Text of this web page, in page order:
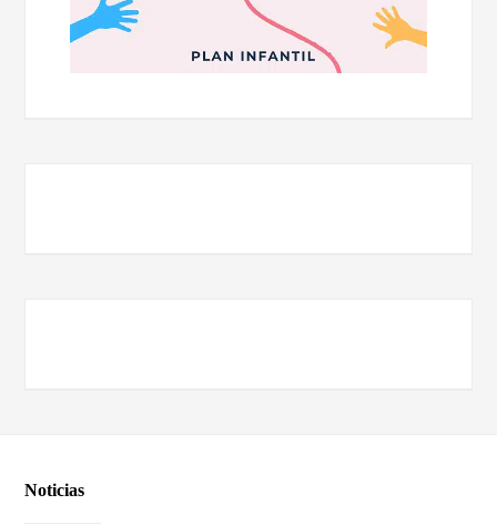
Noticias